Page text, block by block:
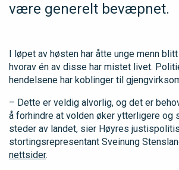
være generelt bevæpnet.
I løpet av høsten har åtte unge menn
hvorav én av disse har mistet livet.
hendelsene har koblinger til
– Dette er veldig alvorlig, og det er
å forhindre at volden øker ytterligere og
steder av landet, sier Høyres
stortingsrepresentant Sveinung
nettsider.